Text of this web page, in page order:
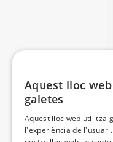
Aquest lloc
galetes
Aquest lloc web utilitza
l'experiència de